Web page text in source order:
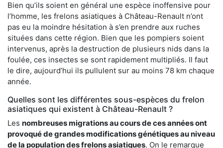
Bien qu’ils soient en général une espèce inoffensive pour
l’homme, les frelons asiatiques à Château-Renault n’ont
pas eu la moindre hésitation à s’en prendre aux ruches
situées dans cette région. Bien que les pompiers soient
intervenus, après la destruction de plusieurs nids dans la
foulée, ces insectes se sont rapidement multipliés. Il faut
le dire, aujourd’hui ils pullulent sur au moins 78 km chaque
année.
Quelles sont les différentes sous-espèces du frelon
asiatiques qui existent à Château-Renault ?
Les nombreuses migrations au cours de ces années ont
provoqué de grandes modifications génétiques au niveau
de la population des frelons asiatiques. On le remarque